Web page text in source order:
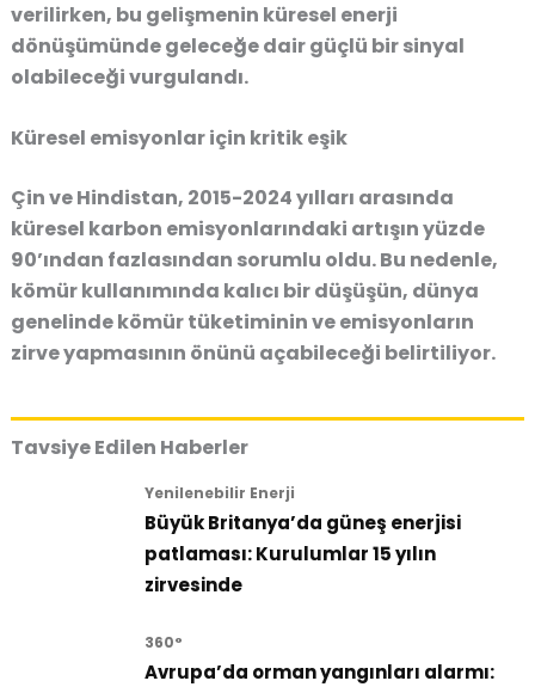
verilirken, bu gelişmenin küresel enerji
dönüşümünde geleceğe dair güçlü bir sinyal
olabileceği vurgulandı.
Küresel emisyonlar için kritik eşik
Çin ve Hindistan, 2015-2024 yılları arasında
küresel karbon emisyonlarındaki artışınyüzde
90’ından fazlasından sorumlu oldu. Bu nedenle,
kömür kullanımında kalıcı bir düşüşün, dünya
genelinde kömür tüketiminin ve emisyonların
zirve yapmasının önünü açabileceği belirtiliyor.
Tavsiye Edilen Haberler
Yenilenebilir Enerji
Büyük Britanya’da güneş enerjisi
patlaması: Kurulumlar 15 yılın
zirvesinde
360°
Avrupa’da orman yangınları alarmı: